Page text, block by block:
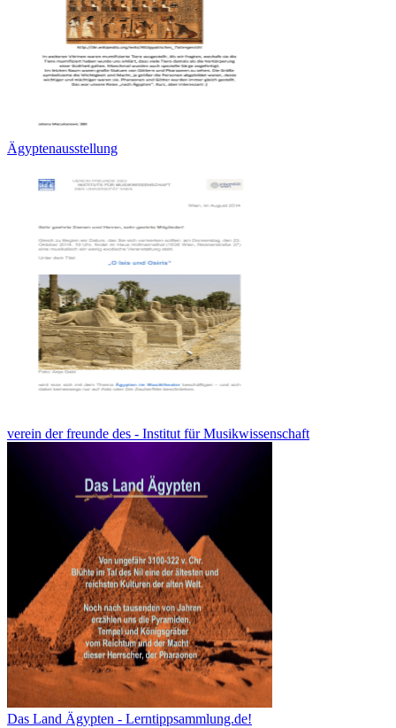
Ägyptenausstellung
verein der freunde des - Institut für Musikwissenschaft
Das Land Ägypten - Lerntippsammlung.de!